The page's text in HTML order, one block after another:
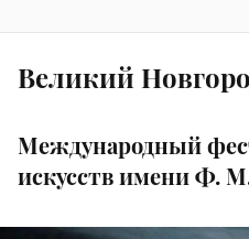
Великий
Международный
искусств имени Ф.